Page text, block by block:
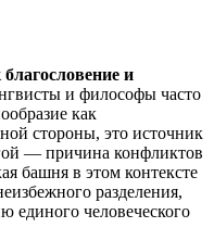
и
и философы часто
как
стороны, это источник
— причина конфликтов
башня в этом контексте
разделения,
единого человеческого